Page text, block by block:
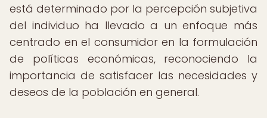
está determinado por la percepción subjetiva
del individuo ha llevado a un enfoque más
centrado en el consumidor en la formulación
de políticas económicas, reconociendo la
importancia de satisfacer las necesidades y
deseos de la población en general.